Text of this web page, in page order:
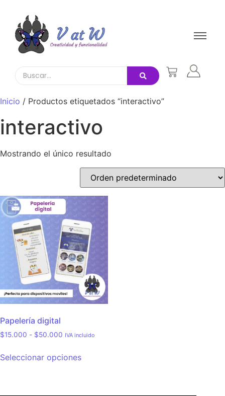
Inicio / Productos etiquetados “interactivo”
interactivo
Mostrando el único resultado
Papelería digital
$15.000 - $50.000 IVA incluido
Seleccionar opciones